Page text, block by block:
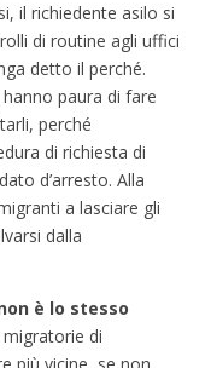
il richiedente asilo si
di routine agli uffici
detto il perché.
paura di fare
perché
di richiesta di
d’arresto. Alla
a lasciare gli
dalla
è lo stesso
migratorie di